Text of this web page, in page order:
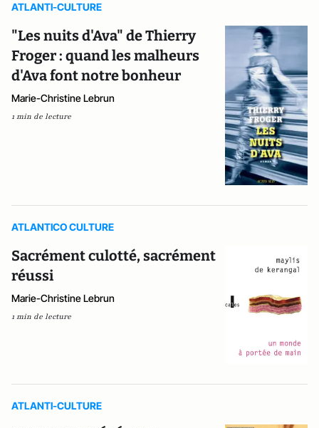
ATLANTI-CULTURE
"Les nuits d'Ava" de Thierry
Froger : quand les malheurs
d'Ava font notre bonheur
Marie-Christine Lebrun
1 min de lecture
ATLANTICO CULTURE
Sacrément culotté, sacrément
réussi
Marie-Christine Lebrun
1 min de lecture
ATLANTI-CULTURE